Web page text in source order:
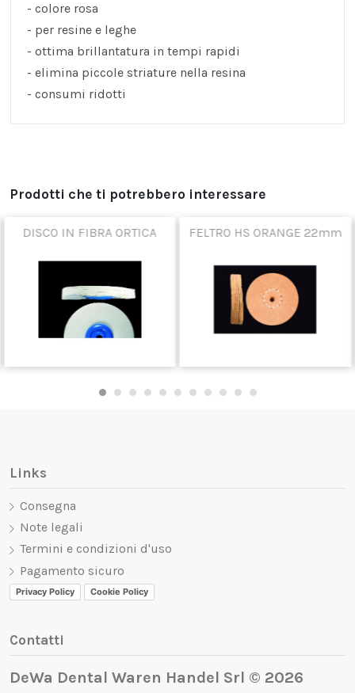
- colore rosa
- per resine e leghe
- ottima brillantatura in tempi rapidi
- elimina piccole striature nella resina
- consumi ridotti
Prodotti che ti potrebbero interessare
DISCO IN FIBRA ORTICA
FELTRO HS ORANGE 22mm
Links
Consegna
Note legali
Termini e condizioni d'uso
Pagamento sicuro
Privacy Policy Cookie Policy
Contatti
DeWa Dental Waren Handel Srl © 2026